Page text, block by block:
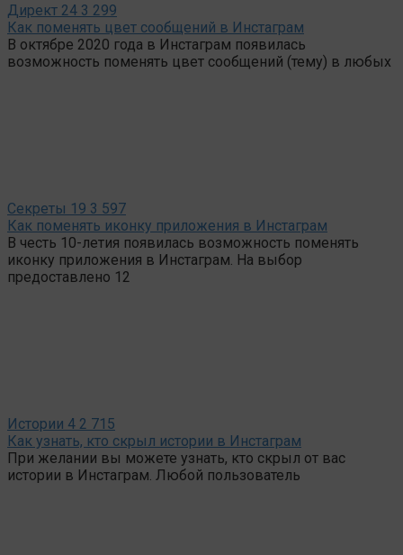
Директ 24 3 299
Как поменять цвет сообщений в Инстаграм
В октябре 2020 года в Инстаграм появилась
возможность поменять цвет сообщений (тему) в любых
Секреты 19 3 597
Как поменять иконку приложения в Инстаграм
В честь 10-летия появилась возможность поменять
иконку приложения в Инстаграм. На выбор
предоставлено 12
Истории 4 2 715
Как узнать, кто скрыл истории в Инстаграм
При желании вы можете узнать, кто скрыл от вас
истории в Инстаграм. Любой пользователь